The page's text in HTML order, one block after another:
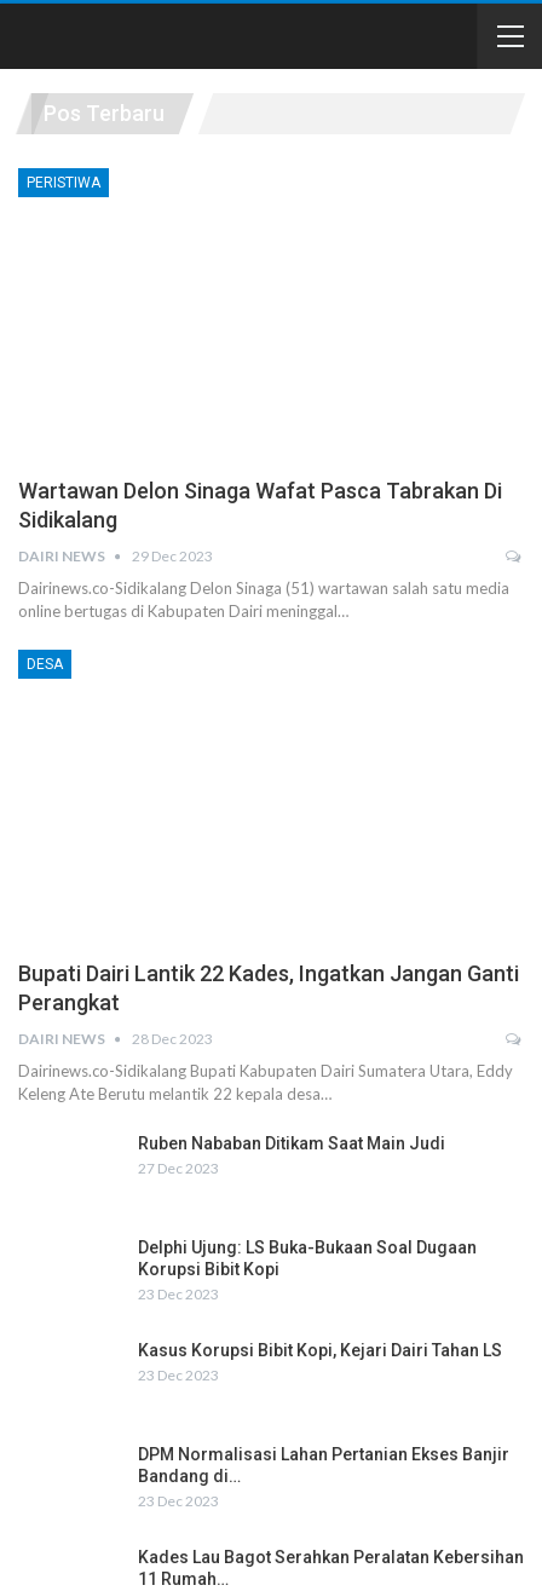
Pos Terbaru
PERISTIWA
Wartawan Delon Sinaga Wafat Pasca Tabrakan Di
Sidikalang
DAIRI NEWS 29 Dec 2023
Dairinews.co-Sidikalang Delon Sinaga (51) wartawan salah satu media
online bertugas di Kabupaten Dairi meninggal…
DESA
Bupati Dairi Lantik 22 Kades, Ingatkan Jangan Ganti
Perangkat
DAIRI NEWS 28 Dec 2023
Dairinews.co-Sidikalang Bupati Kabupaten Dairi Sumatera Utara, Eddy
Keleng Ate Berutu melantik 22 kepala desa…
Ruben Nababan Ditikam Saat Main Judi
27 Dec 2023
Delphi Ujung: LS Buka-Bukaan Soal Dugaan
Korupsi Bibit Kopi
23 Dec 2023
Kasus Korupsi Bibit Kopi, Kejari Dairi Tahan LS
23 Dec 2023
DPM Normalisasi Lahan Pertanian Ekses Banjir
Bandang di…
23 Dec 2023
Kades Lau Bagot Serahkan Peralatan Kebersihan
11 Rumah…